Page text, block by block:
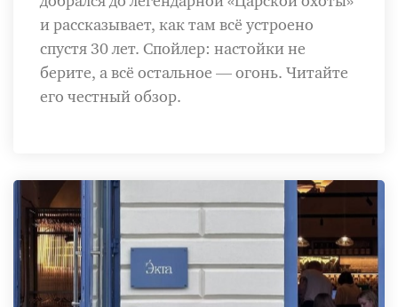
и рассказывает, как там всё устроено
спустя 30 лет. Спойлер: настойки не
берите, а всё остальное — огонь. Читайте
его честный обзор.